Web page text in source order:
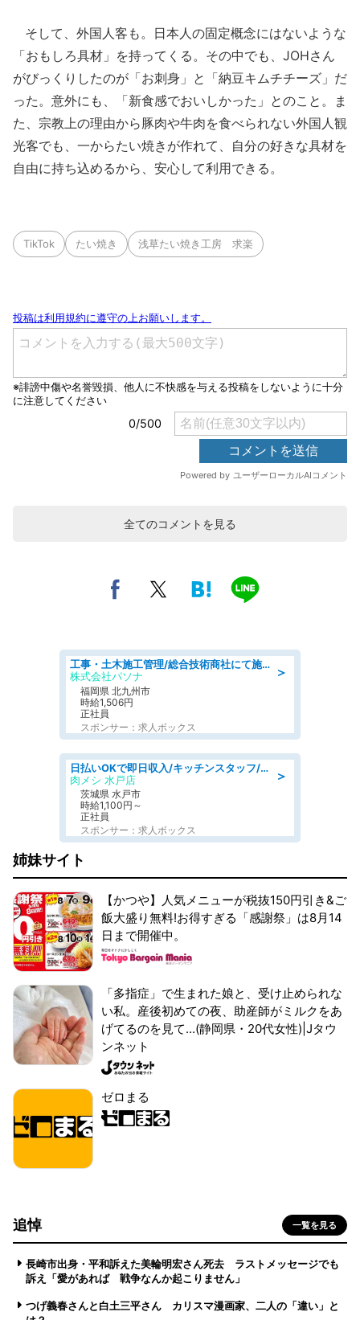
そして、外国人客も。日本人の固定概念にはないような
「おもしろ具材」を持ってくる。その中でも、JOHさん
がびっくりしたのが「お刺身」と「納豆キムチチーズ」だ
った。意外にも、「新食感でおいしかった」とのこと。ま
た、宗教上の理由から豚肉や牛肉を食べられない外国人観
光客でも、一からたい焼きが作れて、自分の好きな具材を
自由に持ち込めるから、安心して利用できる。
TikTok たい焼き 浅草たい焼き工房 求楽
全てのコメントを見る
＞
工事・土木施工管理/総合技術商社にて施工管理のお仕事/即日勤務可/車通勤可/工事・土木施工管理/生産・品質管理
株式会社パソナ
福岡県 北九州市
時給1,506円
正社員
スポンサー：求人ボックス
＞
日払いOKで即日収入/キッチンスタッフ/「原付免許必須」デリバリー業務など、自己成長可能な幅広い仕事に挑戦!髪型自由&ピアス・ネイルOK/茨城県/水戸市
肉メシ 水戸店
茨城県 水戸市
時給1,100円～
正社員
スポンサー：求人ボックス
姉妹サイト
【かつや】人気メニューが税抜150円引き&ご
飯大盛り無料!お得すぎる「感謝祭」は8月14
日まで開催中。
「多指症」で生まれた娘と、受け止められな
い私。産後初めての夜、助産師がミルクをあ
げてるのを見て...(静岡県・20代女性)|Jタウ
ンネット
ゼロまる
追悼 一覧を見る
長崎市出身・平和訴えた美輪明宏さん死去 ラストメッセージでも
訴え「愛があれば 戦争なんか起こりません」
つげ義春さんと白土三平さん カリスマ漫画家、二人の「違い」と